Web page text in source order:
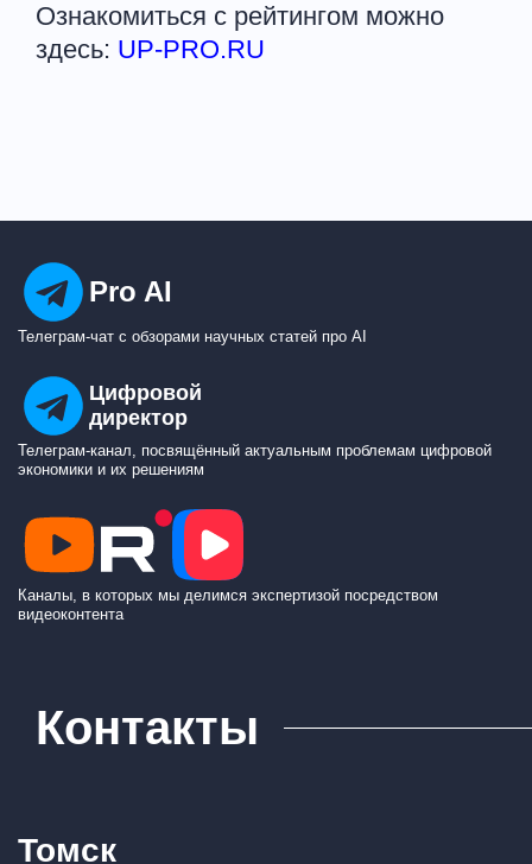
Ознакомиться с рейтингом можно
здесь: UP-PRO.RU
Pro AI
Телеграм-чат с обзорами научных статей про AI
Цифровой
директор
Телеграм-канал, посвящённый актуальным проблемам цифровой
экономики и их решениям
Каналы, в которых мы делимся экспертизой посредством
видеоконтента
Контакты
Томск